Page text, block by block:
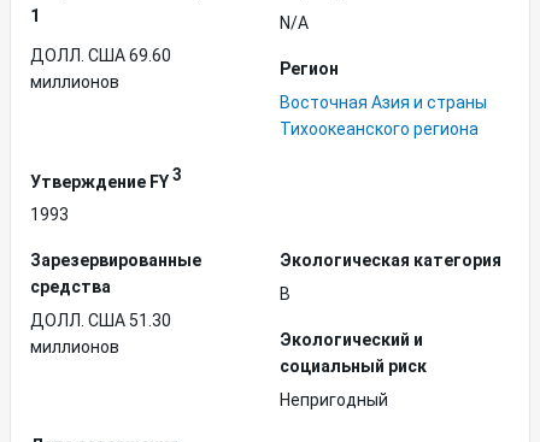
1
ДОЛЛ. США 69.60
миллионов
N/A
Регион
Восточная Азия и страны
Тихоокеанского региона
Утверждение FY3
1993
Зарезервированные
средства
ДОЛЛ. США 51.30
миллионов
Экологическая категория
B
Экологический и
социальный риск
Непригодный